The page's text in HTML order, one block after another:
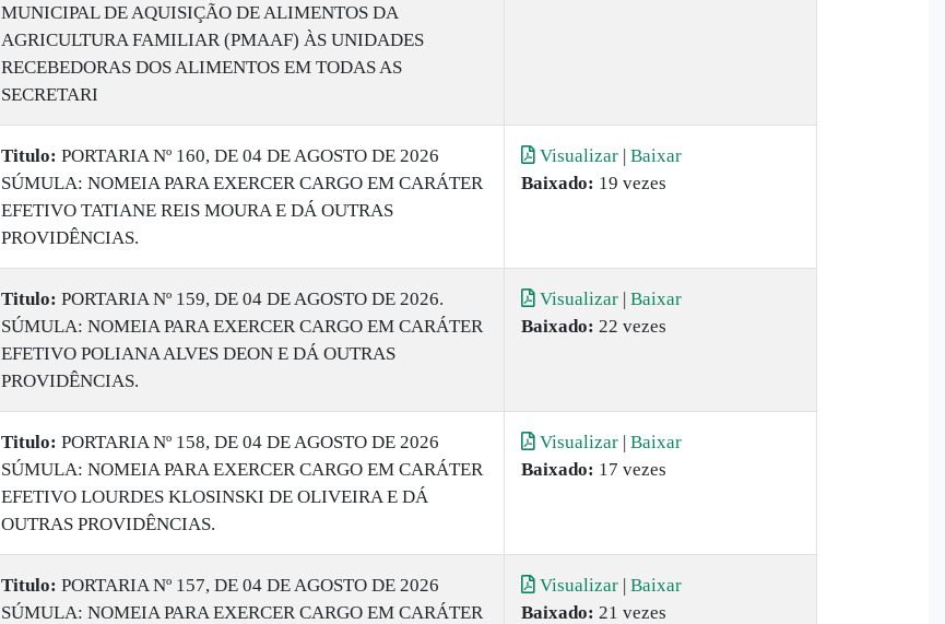
MUNICIPAL DE AQUISIÇÃO DE ALIMENTOS DA
AGRICULTURA FAMILIAR (PMAAF) ÀS UNIDADES
RECEBEDORAS DOS ALIMENTOS EM TODAS AS
SECRETARI
Titulo: PORTARIA Nº 160, DE 04 DE AGOSTO DE 2026
SÚMULA: NOMEIA PARA EXERCER CARGO EM CARÁTER
EFETIVO TATIANE REIS MOURA E DÁ OUTRAS
PROVIDÊNCIAS.
Visualizar | Baixar
Baixado: 19 vezes
Titulo: PORTARIA Nº 159, DE 04 DE AGOSTO DE 2026.
SÚMULA: NOMEIA PARA EXERCER CARGO EM CARÁTER
EFETIVO POLIANA ALVES DEON E DÁ OUTRAS
PROVIDÊNCIAS.
Visualizar | Baixar
Baixado: 22 vezes
Titulo: PORTARIA Nº 158, DE 04 DE AGOSTO DE 2026
SÚMULA: NOMEIA PARA EXERCER CARGO EM CARÁTER
EFETIVO LOURDES KLOSINSKI DE OLIVEIRA E DÁ
OUTRAS PROVIDÊNCIAS.
Visualizar | Baixar
Baixado: 17 vezes
Titulo: PORTARIA Nº 157, DE 04 DE AGOSTO DE 2026
SÚMULA: NOMEIA PARA EXERCER CARGO EM CARÁTER
Visualizar | Baixar
Baixado: 21 vezes